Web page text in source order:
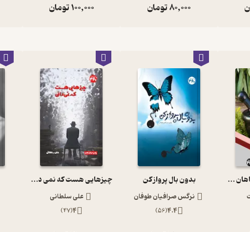
80,000تومان 100,000تومان
آشنایی با خواص گیاهان دارویی بدون بال پرواز کن
نرگس صرافیان طوفان
4.4
(
56
)
چیزهایی هست که نمی دانی
علی سلطانی
4
(
47
)